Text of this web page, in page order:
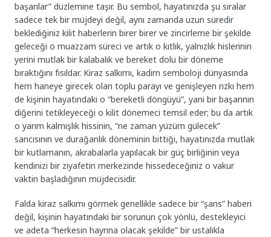
başarılar” düzlemine taşır. Bu sembol, hayatınızda şu sıralar
sadece tek bir müjdeyi değil, aynı zamanda uzun süredir
beklediğiniz kilit haberlerin birer birer ve zincirleme bir şekilde
geleceği o muazzam süreci ve artık o kıtlık, yalnızlık hislerinin
yerini mutlak bir kalabalık ve bereket dolu bir döneme
bıraktığını fısıldar. Kiraz salkımı, kadim semboloji dünyasında
hem haneye girecek olan toplu parayı ve genişleyen rızkı hem
de kişinin hayatındaki o “bereketli döngüyü”, yani bir başarının
diğerini tetikleyeceği o kilit dönemeci temsil eder; bu da artık
o yarım kalmışlık hissinin, “ne zaman yüzüm gülecek”
sancısının ve durağanlık döneminin bittiği, hayatınızda mutlak
bir kutlamanın, akrabalarla yapılacak bir güç birliğinin veya
kendinizi bir ziyafetin merkezinde hissedeceğiniz o vakur
vaktin başladığının müjdecisidir.
Falda kiraz salkımı görmek genellikle sadece bir “şans” haberi
değil, kişinin hayatındaki bir sorunun çok yönlü, destekleyici
ve adeta “herkesin hayrına olacak şekilde” bir ustalıkla